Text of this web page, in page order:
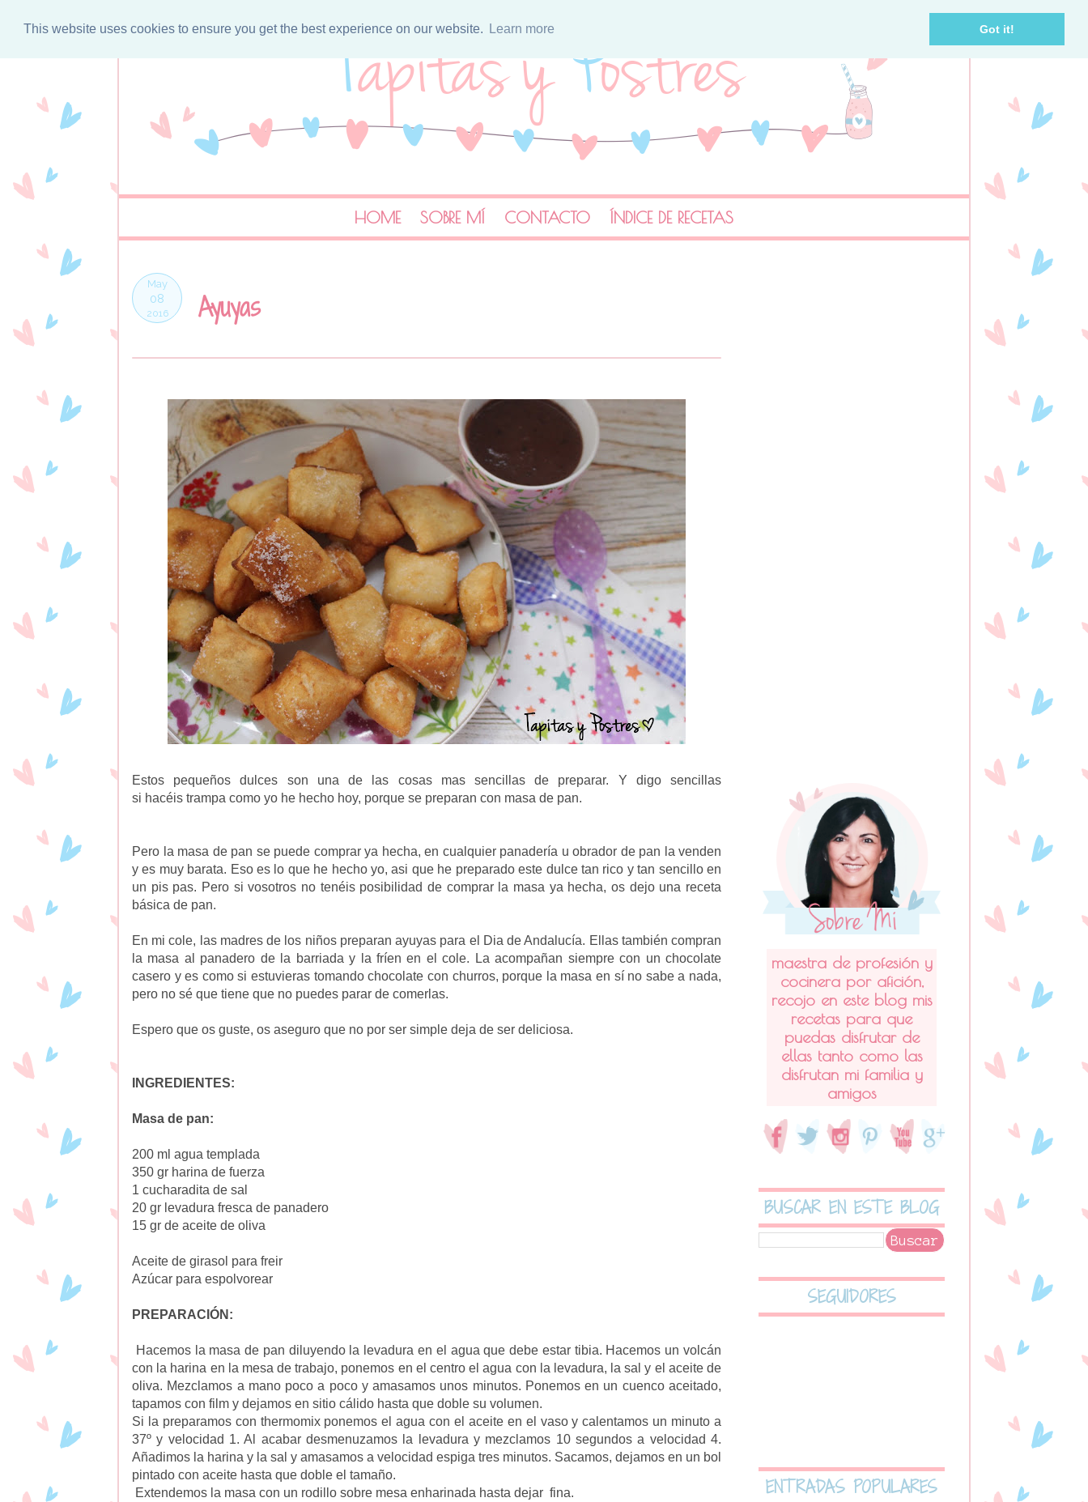
This website uses cookies to ensure you get the best experience on our website. Learn more Got it!
HOME SOBRE MÍ CONTACTO ÍNDICE DE RECETAS
May
08
2016 Ayuyas
Estos pequeños dulces son una de las cosas mas sencillas de preparar. Y digo sencillas
si hacéis trampa como yo he hecho hoy, porque se preparan con masa de pan.
Pero la masa de pan se puede comprar ya hecha, en cualquier panadería u obrador de pan la venden
y es muy barata. Eso es lo que he hecho yo, asi que he preparado este dulce tan rico y tan sencillo en
un pis pas. Pero si vosotros no tenéis posibilidad de comprar la masa ya hecha, os dejo una receta
básica de pan.
En mi cole, las madres de los niños preparan ayuyas para el Dia de Andalucía. Ellas también compran
la masa al panadero de la barriada y la fríen en el cole. La acompañan siempre con un chocolate
casero y es como si estuvieras tomando chocolate con churros, porque la masa en sí no sabe a nada,
pero no sé que tiene que no puedes parar de comerlas.
Espero que os guste, os aseguro que no por ser simple deja de ser deliciosa.
INGREDIENTES:
Masa de pan:
200 ml agua templada
350 gr harina de fuerza
1 cucharadita de sal
20 gr levadura fresca de panadero
15 gr de aceite de oliva
Aceite de girasol para freir
Azúcar para espolvorear
PREPARACIÓN:
Hacemos la masa de pan diluyendo la levadura en el agua que debe estar tibia. Hacemos un volcán
con la harina en la mesa de trabajo, ponemos en el centro el agua con la levadura, la sal y el aceite de
oliva. Mezclamos a mano poco a poco y amasamos unos minutos. Ponemos en un cuenco aceitado,
tapamos con film y dejamos en sitio cálido hasta que doble su volumen.
Si la preparamos con thermomix ponemos el agua con el aceite en el vaso y calentamos un minuto a
37º y velocidad 1. Al acabar desmenuzamos la levadura y mezclamos 10 segundos a velocidad 4.
Añadimos la harina y la sal y amasamos a velocidad espiga tres minutos. Sacamos, dejamos en un bol
pintado con aceite hasta que doble el tamaño.
Extendemos la masa con un rodillo sobre mesa enharinada hasta dejar fina.
maestra de profesión y
cocinera por afición,
recojo en este blog mis
recetas para que
puedas disfrutar de
ellas tanto como las
disfrutan mi familia y
amigos
BUSCAR EN ESTE BLOG
SEGUIDORES
ENTRADAS POPULARES